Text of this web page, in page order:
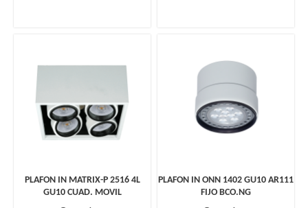
PLAFON IN MATRIX-P 2516 4L
GU10 CUAD. MOVIL
PLAFON IN ONN 1402 GU10 AR111
FIJO BCO.NG